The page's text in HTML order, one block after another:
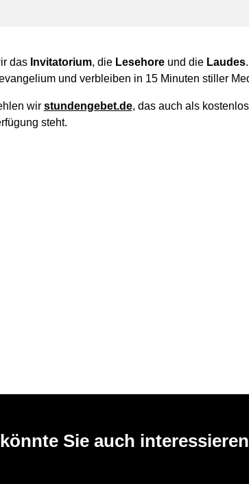
das Invitatorium, die Lesehoreund die Laudes
und verbleiben in 15 Minuten stiller
wir stundengebet.de, das auch als
steht.
Sie auch interessieren